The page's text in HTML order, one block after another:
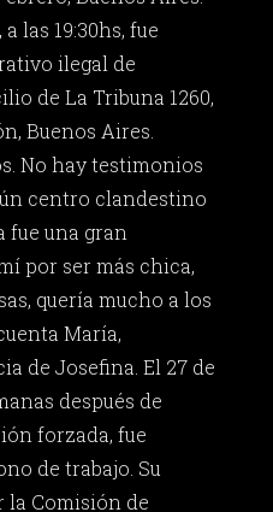
las 19:30hs, fue
ilegal de
de La Tribuna 1260,
Buenos Aires.
No hay testimonios
centro clandestino
fue una gran
por ser más chica,
quería mucho a los
María,
de Josefina. El 27 de
después de
forzada, fue
de trabajo. Su
la Comisión de